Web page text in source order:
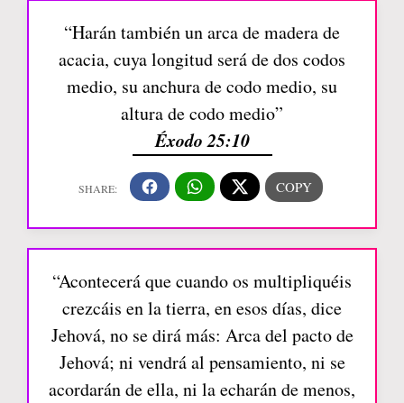
“Harán también un arca de madera de
acacia, cuya longitud será de dos codos
medio, su anchura de codo medio, su
altura de codo medio”
Éxodo 25:10
“Acontecerá que cuando os multipliquéis
crezcáis en la tierra, en esos días, dice
Jehová, no se dirá más: Arca del pacto de
Jehová; ni vendrá al pensamiento, ni se
acordarán de ella, ni la echarán de menos,